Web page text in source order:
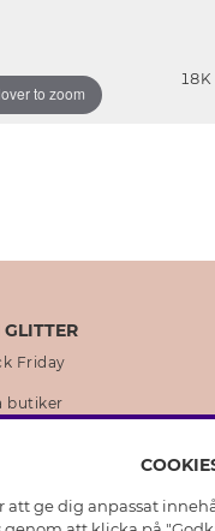
18K
to zoom
Friday
butiker
ge dig anpassat